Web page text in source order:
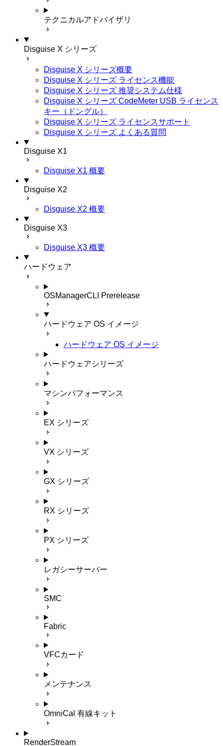
テクニカルアドバイザリ
Disguise X シリーズ
Disguise X シリーズ概要
Disguise X シリーズ ライセンス機能
Disguise X シリーズ 推奨システム仕様
Disguise X シリーズ CodeMeter USB ライセンス
キー（ドングル）
Disguise X シリーズ ライセンスサポート
Disguise X シリーズ よくある質問
Disguise X1
Disguise X1 概要
Disguise X2
Disguise X2 概要
Disguise X3
Disguise X3 概要
ハードウェア
OSManagerCLI Prerelease
ハードウェア OS イメージ
ハードウェア OS イメージ
ハードウェアシリーズ
マシンパフォーマンス
EX シリーズ
VX シリーズ
GX シリーズ
RX シリーズ
PX シリーズ
レガシーサーバー
SMC
Fabric
VFCカード
メンテナンス
OmniCal 有線キット
RenderStream